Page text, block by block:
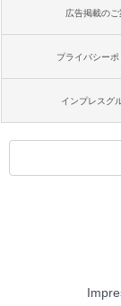
広告掲載のご
プライバシーポ
インプレスグ